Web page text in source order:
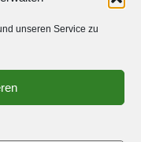
unseren Service zu